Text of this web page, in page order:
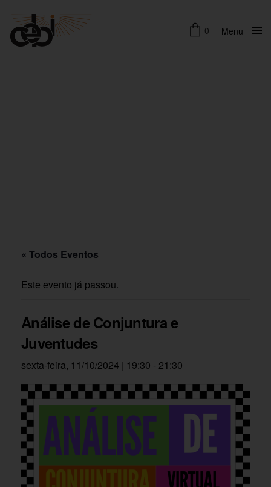
0 Menu
« Todos Eventos
Este evento já passou.
Análise de Conjuntura e
Juventudes
sexta-feira, 11/10/2024 | 19:30 - 21:30